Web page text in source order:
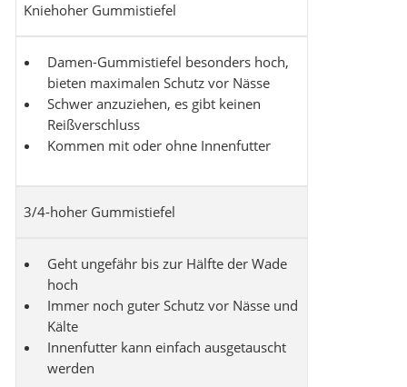
Kniehoher Gummistiefel
Damen-Gummistiefel besonders hoch,
bieten maximalen Schutz vor Nässe
Schwer anzuziehen, es gibt keinen
Reißverschluss
Kommen mit oder ohne Innenfutter
3/4-hoher Gummistiefel
Geht ungefähr bis zur Hälfte der Wade
hoch
Immer noch guter Schutz vor Nässe und
Kälte
Innenfutter kann einfach ausgetauscht
werden